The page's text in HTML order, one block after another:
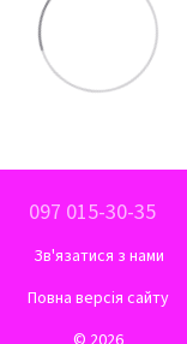
097 015-30-35
Зв'язатися з нами
Повна версія сайту